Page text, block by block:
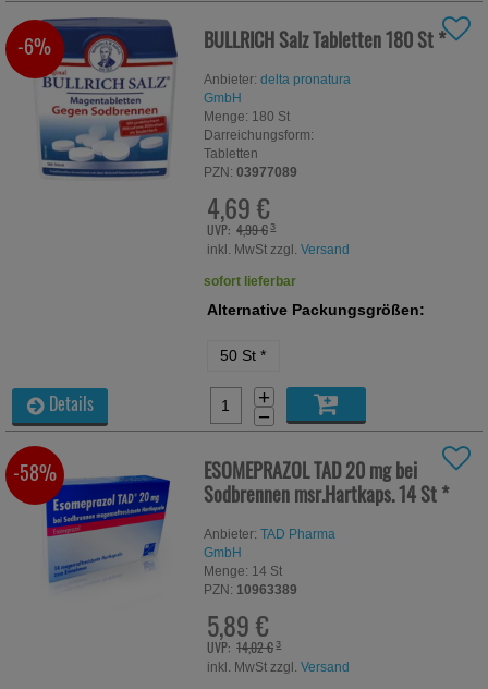
BULLRICH Salz Tabletten180 St*
Anbieter: delta pronatura
GmbH
Menge: 180 St
Darreichungsform:
Tabletten
PZN: 03977089
4,69 €
UVP: 4,99 €³
inkl. MwSt zzgl.Versand
-6%
sofort lieferbar
Alternative Packungsgrößen:
50 St*
+
−
Details
ESOMEPRAZOL TAD 20 mg bei
Sodbrennen msr.Hartkaps.14 St*
Anbieter: TAD Pharma
GmbH
Menge: 14 St
PZN: 10963389
5,89 €
UVP: 14,02 €³
inkl. MwSt zzgl.Versand
-58%